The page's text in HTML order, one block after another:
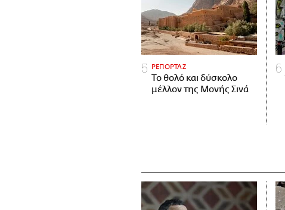
ΡΕΠΟΡΤΑΖ
Το θολό και δύσκολο
μέλλον της Μονής Σινά